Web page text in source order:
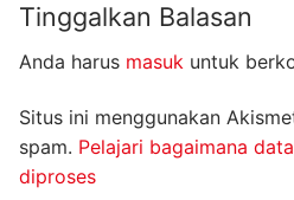
Tinggalkan Balasan
Anda harus masuk untuk
Situs ini menggunakan
spam. Pelajari bagaimana
diproses